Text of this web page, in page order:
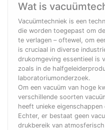
Wat is
Vacuümtechniek is een
die worden toegepast om
te verlagen – oftewel, om
is cruciaal in diverse
drukomgeving essentieel is
zoals in de
laboratoriumonderzoek.
Om een vacuüm van hoge
verschillende soorten
heeft unieke
Echter, er bestaat geen
drukbereik van